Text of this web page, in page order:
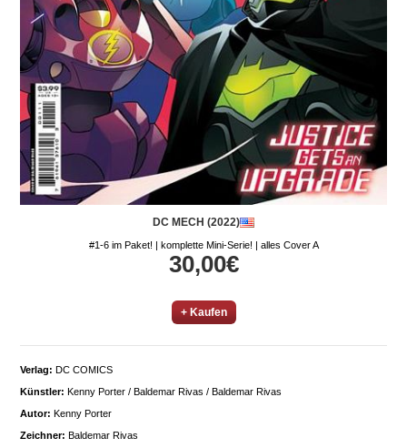
DC MECH (2022)
#1-6 im Paket! | komplette Mini-Serie! | alles Cover A
30,00€
+ Kaufen
Verlag: DC COMICS
Künstler: Kenny Porter / Baldemar Rivas / Baldemar Rivas
Autor: Kenny Porter
Zeichner: Baldemar Rivas